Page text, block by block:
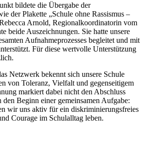
bildete die Übergabe der
der Plakette „Schule ohne Rassismus –
Arnold, Regionalkoordinatorin vom
beide Auszeichnungen. Sie hatte unsere
Aufnahmeprozesses begleitet und mit
Für diese wertvolle Unterstützung
Netzwerk bekennt sich unsere Schule
von Toleranz, Vielfalt und gegenseitigem
markiert dabei nicht den Abschluss
den Beginn einer gemeinsamen Aufgabe:
wir uns aktiv für ein diskriminierungsfreies
Courage im Schulalltag leben.